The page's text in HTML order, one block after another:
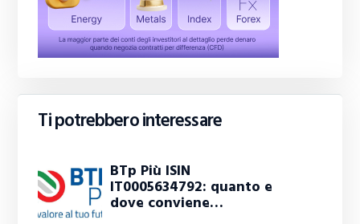
Ti potrebbero interessare
BTp Più ISIN
IT0005634792: quanto e
dove conviene…